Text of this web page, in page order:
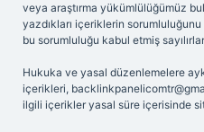
veya araştırma yükümlülüğümüz
yazdıkları içeriklerin
bu sorumluluğu kabul etmiş
Hukuka ve yasal düzenlemelere
içerikleri,
ilgili içerikler yasal süre içerisinde